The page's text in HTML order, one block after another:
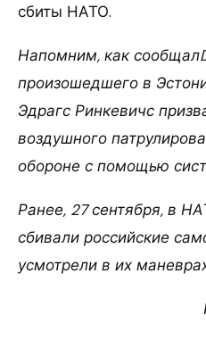
сбиты НАТО.
Напомним, как
произошедшего в
Эдрагс Ринкевичс
воздушного
обороне с помощью
Ранее, 27 сентября, в
сбивали российские
усмотрели в их